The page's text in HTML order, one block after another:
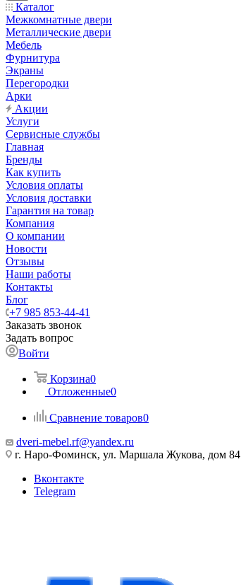
Каталог
Межкомнатные двери
Металлические двери
Мебель
Фурнитура
Экраны
Перегородки
Арки
Акции
Услуги
Сервисные службы
Главная
Бренды
Как купить
Условия оплаты
Условия доставки
Гарантия на товар
Компания
О компании
Новости
Отзывы
Наши работы
Контакты
Блог
+7 985 853-44-41
Заказать звонок
Задать вопрос
Войти
Корзина0
Отложенные0
Сравнение товаров0
dveri-mebel.rf@yandex.ru
г. Наро-Фоминск, ул. Маршала Жукова, дом 84
Вконтакте
Telegram